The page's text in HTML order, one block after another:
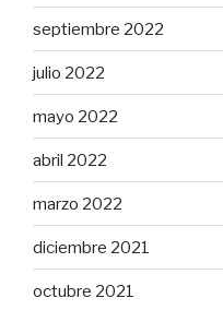
septiembre 2022
julio 2022
mayo 2022
abril 2022
marzo 2022
diciembre 2021
octubre 2021